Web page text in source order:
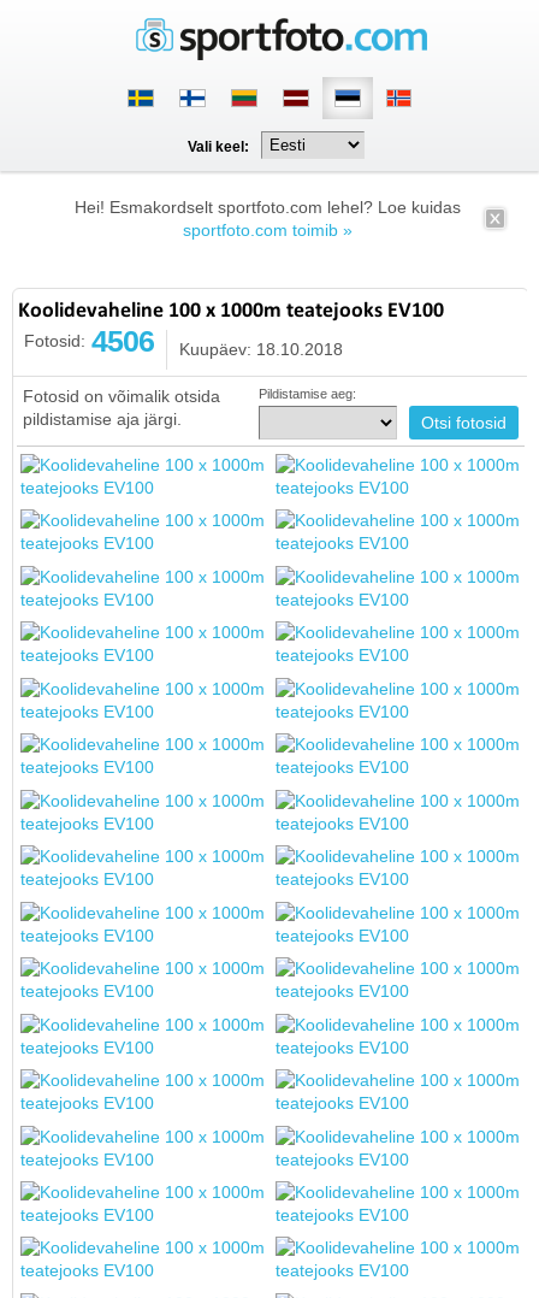
Vali keel:
Hei! Esmakordselt sportfoto.com lehel? Loe kuidas
sportfoto.com toimib »
Koolidevaheline 100 x 1000m teatejooks EV100
Fotosid: 4506 Kuupäev: 18.10.2018
Fotosid on võimalik otsida
pildistamise aja järgi.
Pildistamise aeg: